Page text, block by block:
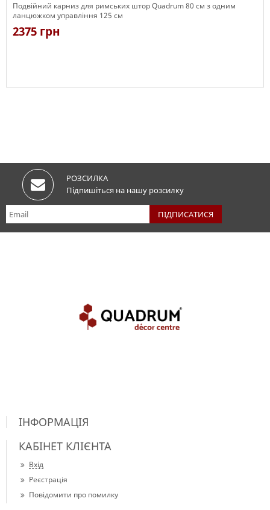
Подвійний карниз для римських штор Quadrum 80 см з одним
ланцюжком управління 125 см
2375 грн
РОЗСИЛКА
Підпишіться на нашу розсилку
ІНФОРМАЦІЯ
КАБІНЕТ КЛІЄНТА
Вхід
Реєстрація
Повідомити про помилку